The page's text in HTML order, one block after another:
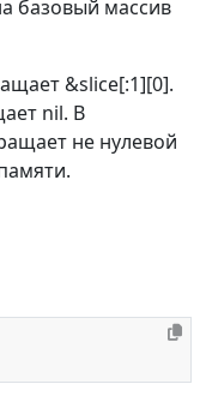
базовый массив
&slice[:1][0].
nil. В
не нулевой